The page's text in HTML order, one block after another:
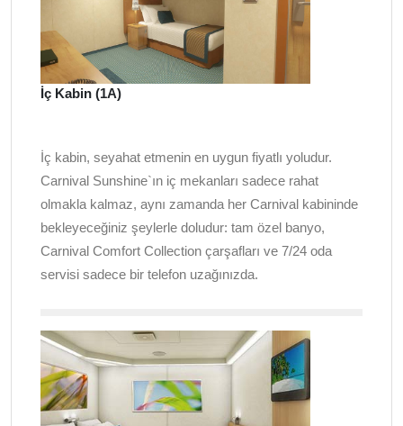
İç Kabin (1A)
İç kabin, seyahat etmenin en uygun fiyatlı yoludur.
Carnival Sunshine`ın iç mekanları sadece rahat
olmakla kalmaz, aynı zamanda her Carnival kabininde
bekleyeceğiniz şeylerle doludur: tam özel banyo,
Carnival Comfort Collection çarşafları ve 7/24 oda
servisi sadece bir telefon uzağınızda.